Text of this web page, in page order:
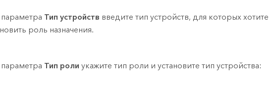
Тип устройств введите тип устройств, для которых хотите
роль назначения.
Тип роли укажите тип роли и установите тип устройства: